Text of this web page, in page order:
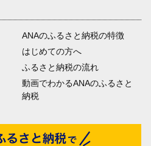
ANAのふるさと納税の特徴
はじめての方へ
ふるさと納税の流れ
動画でわかるANAのふるさと
納税